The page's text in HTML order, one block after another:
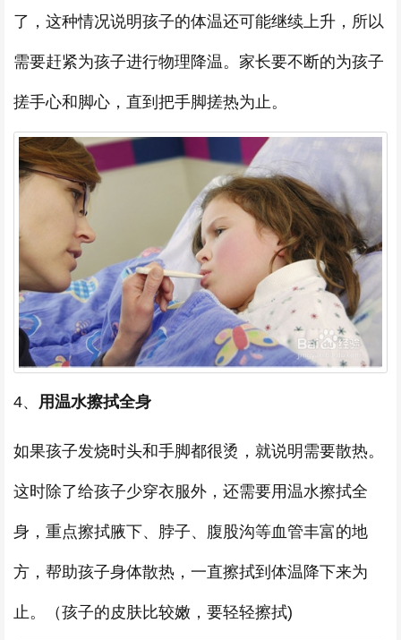
了，这种情况说明孩子的体温还可能继续上升，所以
需要赶紧为孩子进行物理降温。家长要不断的为孩子
搓手心和脚心，直到把手脚搓热为止。
4、 用温水擦拭全身
如果孩子发烧时头和手脚都很烫，就说明需要散热。
这时除了给孩子少穿衣服外，还需要用温水擦拭全
身，重点擦拭腋下、脖子、腹股沟等血管丰富的地
方，帮助孩子身体散热，一直擦拭到体温降下来为
止。（孩子的皮肤比较嫩，要轻轻擦拭)